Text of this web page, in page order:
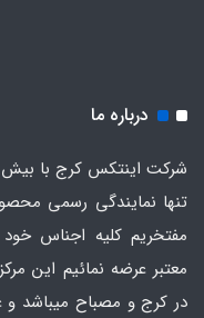
درباره ما
شرکت اینتکس کرج با بیش
تنها نمایندگی رسمی
مفتخریم کلیه اجناس خود
معتبر عرضه نمائیم این
در کرج و مصباح میباشد و